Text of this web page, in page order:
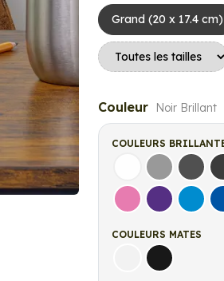
Grand (20 x 17.4 cm)
Couleur Noir Brillant
COULEURS
Blanc Gris Gris
Rose Violet Bleu
COULEURS MATES
Blanc matNoir Mat